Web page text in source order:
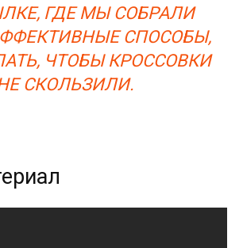
ГДЕ МЫ СОБРАЛИ
СПОСОБЫ,
ЧТОБЫ КРОССОВКИ
СКОЛЬЗИЛИ.